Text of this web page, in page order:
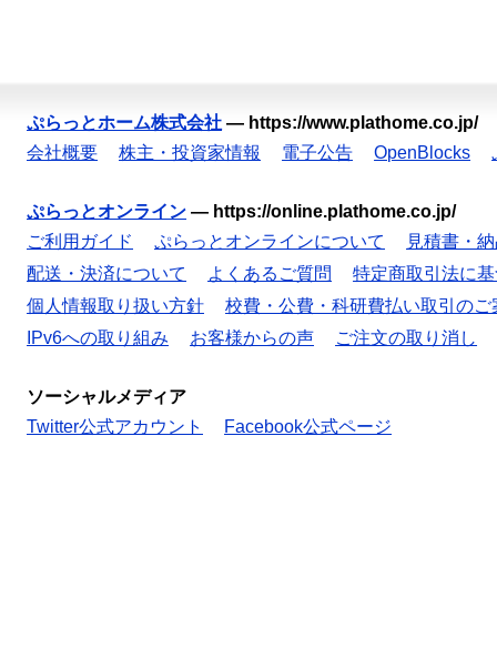
ぷらっとホーム株式会社 — https://www.plathome.co.jp/
会社概要
株主・投資家情報 電子公告 OpenBlocks
ぷらっとオンライン — https://online.plathome.co.jp/
ご利用ガイド
ぷらっとオンラインについて
見積書・
配送・決済について
よくあるご質問
特定商取引法に
個人情報取り扱い方針
校費・公費・科研費払い取引のご
IPv6への取り組み
お客様からの声 ご注文の取り消し
ソーシャルメディア
Twitter公式アカウント
Facebook公式ページ